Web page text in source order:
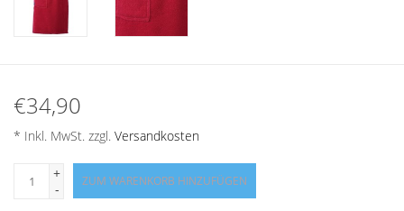
Accessoires Spa
Angebote
€34,90
* Inkl. MwSt. zzgl. Versandkosten
+
-
ZUM WARENKORB HINZUFÜGEN